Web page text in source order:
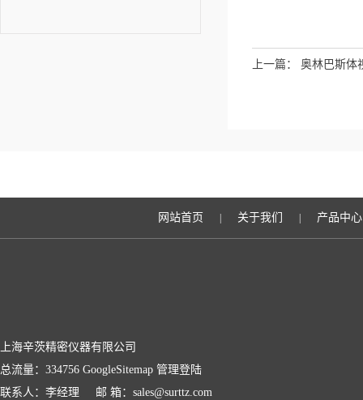
上一篇： 奥林巴斯体
网站首页 关于我们 产品中心
上海辛茨精密仪器有限公司
总流量：334756 GoogleSitemap 管理登陆
联系人：李经理 邮 箱：sales@surttz.com